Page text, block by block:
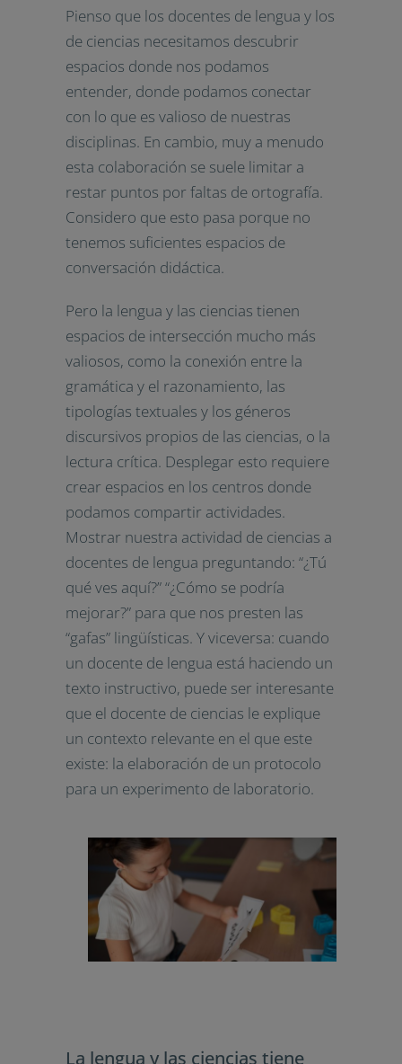
Pienso que los docentes de lengua y los
de ciencias necesitamos descubrir
espacios donde nos podamos
entender, donde podamos conectar
con lo que es valioso de nuestras
disciplinas. En cambio, muy a menudo
esta colaboración se suele limitar a
restar puntos por faltas de ortografía.
Considero que esto pasa porque no
tenemos suficientes espacios de
conversación didáctica.
Pero la lengua y las ciencias tienen
espacios de intersección mucho más
valiosos, como la conexión entre la
gramática y el razonamiento, las
tipologías textuales y los géneros
discursivos propios de las ciencias, o la
lectura crítica. Desplegar esto requiere
crear espacios en los centros donde
podamos compartir actividades.
Mostrar nuestra actividad de ciencias a
docentes de lengua preguntando: “¿Tú
qué ves aquí?” “¿Cómo se podría
mejorar?” para que nos presten las
“gafas” lingüísticas. Y viceversa: cuando
un docente de lengua está haciendo un
texto instructivo, puede ser interesante
que el docente de ciencias le explique
un contexto relevante en el que este
existe: la elaboración de un protocolo
para un experimento de laboratorio.
La lengua y las ciencias tiene